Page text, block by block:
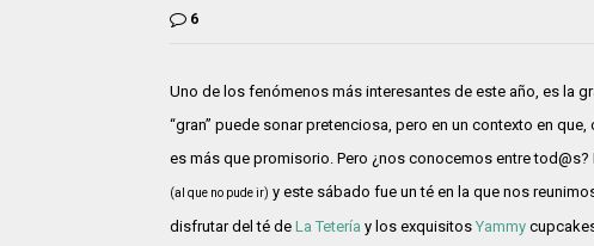
6
Uno de los fenómenos más interesantes de este año, es la
“gran” puede sonar pretenciosa, pero en un contexto en
es más que promisorio. Pero ¿nos conocemos entre
(al que no pude ir) y este sábado fue un té en la que nos
disfrutar del té de La Tetería y los exquisitos Yammy